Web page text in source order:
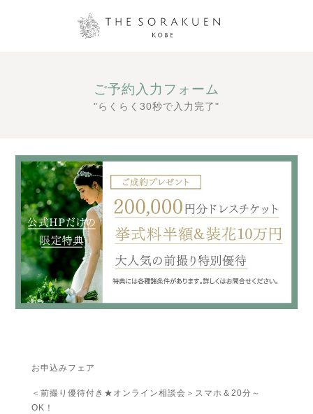
ご予約入力フォーム
"らくらく30秒で入力完了"
お申込みフェア
＜前撮り優待付き★オンライン相談会＞スマホ＆20分～
OK！